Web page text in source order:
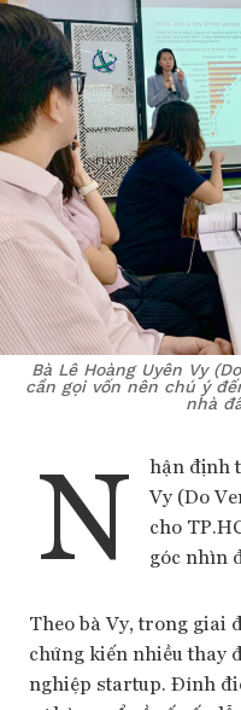
Bà Lê Hoàng Uyên Vy
cần gọi vốn nên chú ý
nhà
N
hận định
Vy (Do
cho
góc nhìn
Theo bà Vy, trong giai
chứng kiến nhiều thay
nghiệp startup. Đỉnh